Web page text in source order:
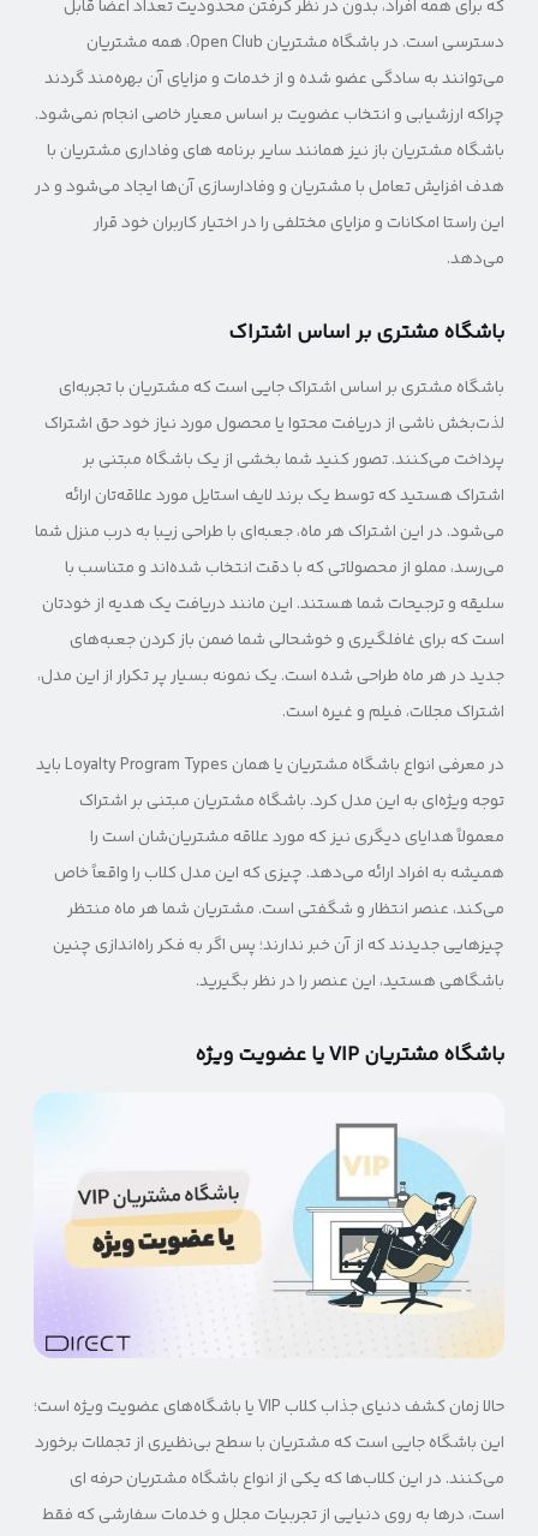
که برای همه افراد، بدون در نظر گرفتن محدودیت تعداد اعضا قابل
دسترسی است. در باشگاه مشتریان Open Club، همه مشتریان
می‌توانند به سادگی عضو شده و از خدمات و مزایای آن بهره‌مند گردند
چراکه ارزشیابی و انتخاب عضویت بر اساس معیار خاصی انجام نمی‌شود.
باشگاه مشتریان باز نیز همانند سایر برنامه های وفاداری مشتریان با
هدف افزایش تعامل با مشتریان و وفادارسازی آن‌ها ایجاد می‌شود و در
این راستا امکانات و مزایای مختلفی را در اختیار کاربران خود قرار
می‌دهد.
باشگاه مشتری بر اساس اشتراک
باشگاه مشتری بر اساس اشتراک جایی است که مشتریان با تجربه‌ای
لذت‌بخش ناشی از دریافت محتوا یا محصول مورد نیاز خود حق اشتراک
پرداخت می‌کنند. تصور کنید شما بخشی از یک باشگاه مبتنی بر
اشتراک هستید که توسط یک برند لایف استایل مورد علاقه‌تان ارائه
می‌شود. در این اشتراک هر ماه، جعبه‌ای با طراحی زیبا به درب منزل شما
می‌رسد، مملو از محصولاتی که با دقت انتخاب شده‌اند و متناسب با
سلیقه و ترجیحات شما هستند. این مانند دریافت یک هدیه از خودتان
است که برای غافلگیری و خوشحالی شما ضمن باز کردن جعبه‌های
جدید در هر ماه طراحی شده است. یک نمونه بسیار پر تکرار از این مدل،
اشتراک مجلات، فیلم و غیره است.
در معرفی انواع باشگاه مشتریان یا همان Loyalty Program Types باید
توجه ویژه‌ای به این مدل کرد. باشگاه مشتریان مبتنی بر اشتراک
معمولاً هدایای دیگری نیز که مورد علاقه مشتریان‌شان است را
همیشه به افراد ارائه می‌دهد. چیزی که این مدل کلاب را واقعاً خاص
می‌کند، عنصر انتظار و شگفتی است. مشتریان شما هر ماه منتظر
چیزهایی جدیدند که از آن خبر ندارند؛ پس اگر به فکر راه‌اندازی چنین
باشگاهی هستید، این عنصر را در نظر بگیرید.
باشگاه مشتریان VIP یا عضویت ویژه
حالا زمان کشف دنیای جذاب کلاب VIP یا باشگاه‌های عضویت ویژه است؛
این باشگاه جایی است که مشتریان با سطح بی‌نظیری از تجملات برخورد
می‌کنند. در این کلاب‌ها که یکی از انواع باشگاه مشتریان حرفه ای
است، درها به روی دنیایی از تجربیات مجلل و خدمات سفارشی که فقط